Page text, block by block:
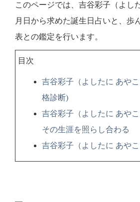
このページでは、吉谷彩子（よし
月日から求めた誕生日占いと、歩
表との鑑定を行います。
目次
吉谷彩子（よしたに あや
格診断)
吉谷彩子（よしたに あや
その生涯を照らし合わる
吉谷彩子（よしたに あや